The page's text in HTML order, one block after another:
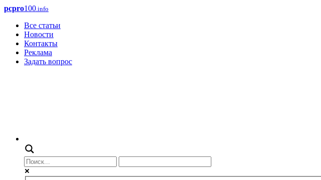
pcpro100.info
Все статьи
Новости
Контакты
Реклама
Задать вопрос